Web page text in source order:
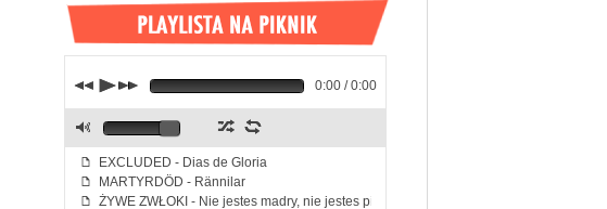
p
j k 0:00 / 0:00
f EXCLUDED - Dias de Gloria
f MARTYRDÖD - Rännilar
f ŻYWE ZWŁOKI - Nie jestes madry, nie jestes piekny
M z l